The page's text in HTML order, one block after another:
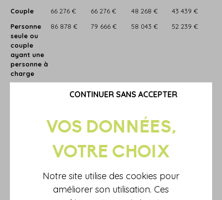
Couple 66 276 € 66 276 € 48 268 €
43 439 €
Personne
seule ou
couple
ayant une
personne à
charge
86 878 € 79 666 € 58 043 € 52 239 €
ayant trois
123 415 € 112 968 € 82 432 €
Notre site utilise des cookies pour
améliorer son utilisation. Ces
CONTINUER SANS ACCEPTER